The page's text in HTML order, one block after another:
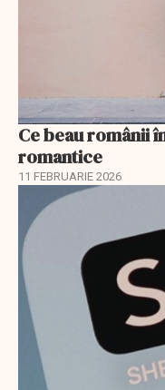
Ce beau românii
romantice
11 FEBRUARIE 2026